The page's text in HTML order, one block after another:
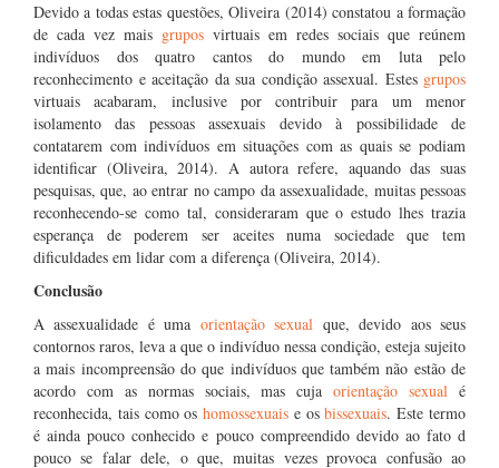
Devido a todas estas questões, Oliveira (2014) constatou a formação
de cada vez mais grupos virtuais em redes sociais que reúnem
indivíduos dos quatro cantos do mundo em luta pelo
reconhecimento e aceitação da sua condição assexual. Estes grupos
virtuais acabaram, inclusive por contribuir para um menor
isolamento das pessoas assexuais devido à possibilidade de
contatarem com indivíduos em situações com as quais se podiam
identificar (Oliveira, 2014). A autora refere, aquando das suas
pesquisas, que, ao entrar no campo da assexualidade, muitas pessoas
reconhecendo-se como tal, consideraram que o estudo lhes trazia
esperança de poderem ser aceites numa sociedade que tem
dificuldades em lidar com a diferença (Oliveira, 2014).
Conclusão
A assexualidade é uma orientação sexual que, devido aos seus
contornos raros, leva a que o indivíduo nessa condição, esteja sujeito
a mais incompreensão do que indivíduos que também não estão de
acordo com as normas sociais, mas cujaorientação sexual é
reconhecida, tais como oshomossexuais e osbissexuais. Este termo
é ainda pouco conhecido e pouco compreendido devido ao fato d
pouco se falar dele, o que, muitas vezes provoca confusão ao